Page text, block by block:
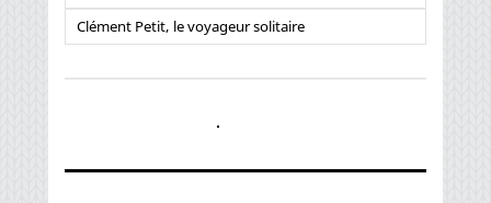
Clément Petit, le voyageur solitaire